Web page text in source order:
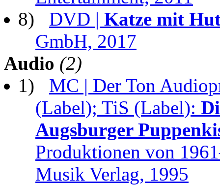
8) DVD | Katze mit
GmbH, 2017
Audio (2)
1) MC | Der Ton
(Label); TiS (Label):
Augsburger
Produktionen von
Musik Verlag, 1995